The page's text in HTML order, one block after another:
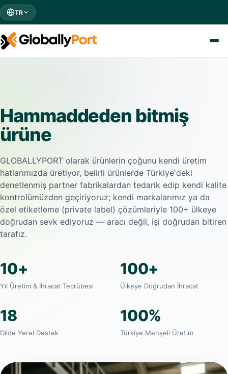
TR
Hammaddeden bitmiş
ürüne
GLOBALLYPORT olarak ürünlerin çoğunu kendi üretim
hatlarımızda üretiyor, belirli ürünlerde Türkiye'deki
denetlenmiş partner fabrikalardan tedarik edip kendi kalite
kontrolümüzden geçiriyoruz; kendi markalarımız ya da
özel etiketleme (private label) çözümleriyle 100+ ülkeye
doğrudan sevk ediyoruz — aracı değil, işi doğrudan bitiren
tarafız.
10+
Yıl Üretim & İhracat Tecrübesi
100+
Ülkeye Doğrudan İhracat
18
Dilde Yerel Destek
100%
Türkiye Menşeli Üretim